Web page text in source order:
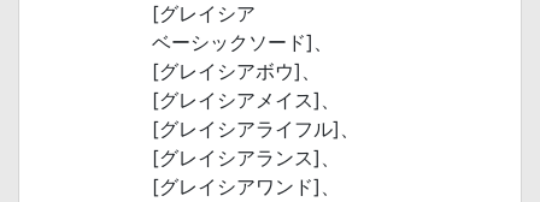
[グレイシア
ベーシックソード]、
[グレイシアボウ]、
[グレイシアメイス]、
[グレイシアライフル]、
[グレイシアランス]、
[グレイシアワンド]、